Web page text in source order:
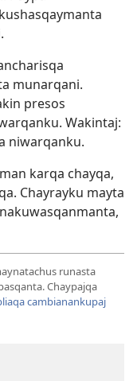
munarqani.
presos
Wakintaj:
niwarqanku.
karqa chayqa,
Chayrayku mayta
runasta
Chaypajqa
cambianankupaj